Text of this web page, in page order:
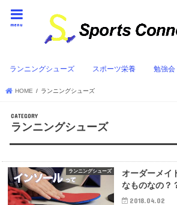
menu
ランニングシューズ スポーツ栄養 勉強会
HOME ランニングシューズ
ランニングシューズ
ランニングシューズ
オーダーメイ
なものなの？
2018.04.02